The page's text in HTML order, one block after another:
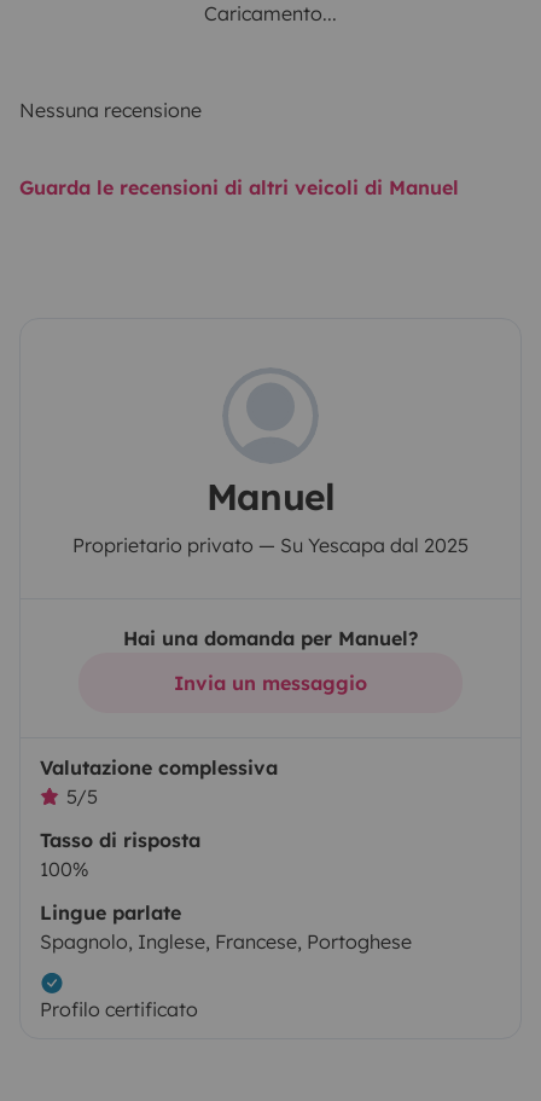
Caricamento...
Nessuna recensione
Guarda le recensioni di altri veicoli di Manuel
Manuel
Proprietario privato — Su Yescapa dal 2025
Hai una domanda per Manuel?
Invia un messaggio
Valutazione complessiva
5/5
Tasso di risposta
100%
Lingue parlate
Spagnolo, Inglese, Francese, Portoghese
Profilo certificato